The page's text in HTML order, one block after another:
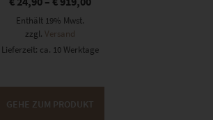
Enthält 19% Mwst.
zzgl.Versand
Lieferzeit: ca. 10 Werktage
GEHE ZUM PRODUKT